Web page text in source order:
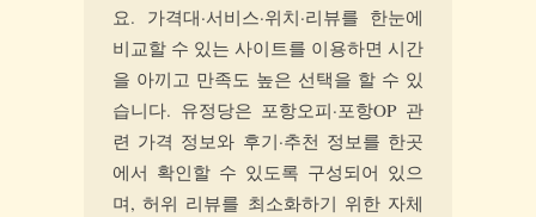
요. 가격대·서비스·위치·리뷰를 한눈에
비교할 수 있는 사이트를 이용하면 시간
을 아끼고 만족도 높은 선택을 할 수 있
습니다. 유정당은 포항오피·포항OP 관
련 가격 정보와 후기·추천 정보를 한곳
에서 확인할 수 있도록 구성되어 있으
며, 허위 리뷰를 최소화하기 위한 자체